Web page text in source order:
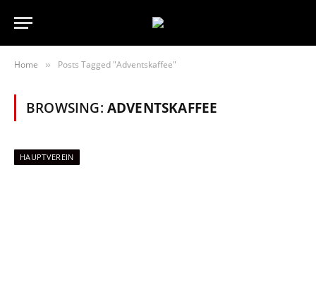
Home » Posts Tagged "Adventskaffee"
BROWSING: ADVENTSKAFFEE
HAUPTVEREIN